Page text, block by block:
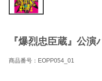
『爆烈忠臣蔵』公演
商品番号：EOPP054_01